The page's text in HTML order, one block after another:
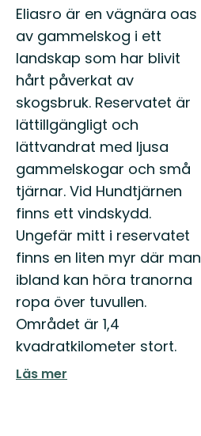
Beskrivning
Eliasro är en vägnära oas
av gammelskog i ett
landskap som har blivit
hårt påverkat av
skogsbruk. Reservatet är
lättillgängligt och
lättvandrat med ljusa
gammelskogar och små
tjärnar. Vid Hundtjärnen
finns ett vindskydd.
Ungefär mitt i reservatet
finns en liten myr där man
ibland kan höra tranorna
ropa över tuvullen.
Området är 1,4
kvadratkilometer stort.
Läs mer